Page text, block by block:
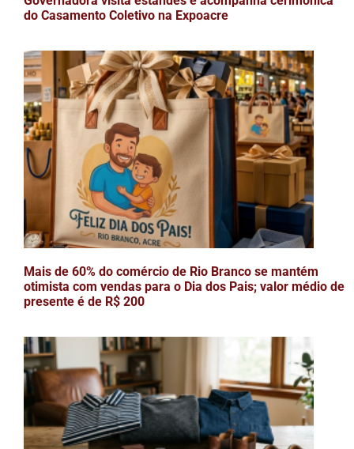
do Casamento Coletivo na Expoacre
Mais de 60% do comércio de Rio Branco se mantém
otimista com vendas para o Dia dos Pais; valor médio de
presente é de R$ 200